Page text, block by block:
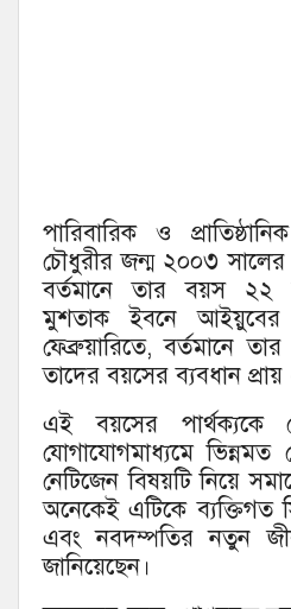
পারিবারিক ও
চৌধুরীর জন্ম ২০০৩ সালের
বর্তমানে তার বয়স ২২
মুশতাক ইবনে
ফেব্রুয়ারিতে, বর্তমানে
তাদের বয়সের ব্যবধান
এই বয়সের পার্থক্যকে
যোগাযোগমাধ্যমে ভিন্নমত
নেটিজেন বিষয়টি নিয়ে
অনেকেই এটিকে ব্যক্তিগত
এবং নবদম্পতির নতুন
জানিয়েছেন।